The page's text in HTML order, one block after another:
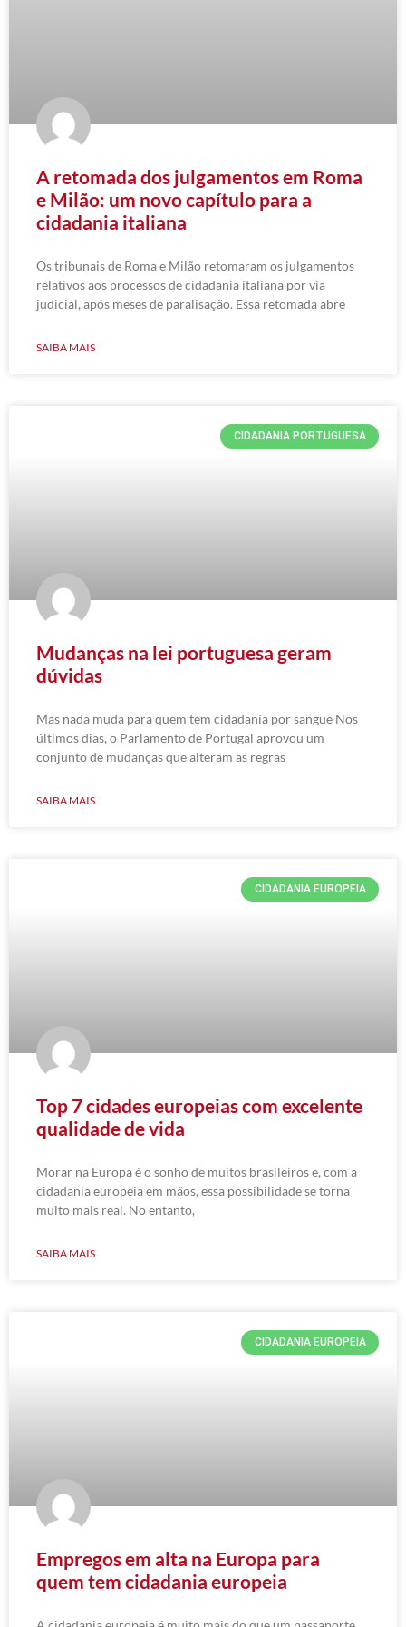
A retomada dos julgamentos em Roma
e Milão: um novo capítulo para a
cidadania italiana
Os tribunais de Roma e Milão retomaram os julgamentos
relativos aos processos de cidadania italiana por via
judicial, após meses de paralisação. Essa retomada abre
SAIBA MAIS
CIDADANIA PORTUGUESA
Mudanças na lei portuguesa geram
dúvidas
Mas nada muda para quem tem cidadania por sangue Nos
últimos dias, o Parlamento de Portugal aprovou um
conjunto de mudanças que alteram as regras
SAIBA MAIS
CIDADANIA EUROPEIA
Top 7 cidades europeias com excelente
qualidade de vida
Morar na Europa é o sonho de muitos brasileiros e, com a
cidadania europeia em mãos, essa possibilidade se torna
muito mais real. No entanto,
SAIBA MAIS
CIDADANIA EUROPEIA
Empregos em alta na Europa para
quem tem cidadania europeia